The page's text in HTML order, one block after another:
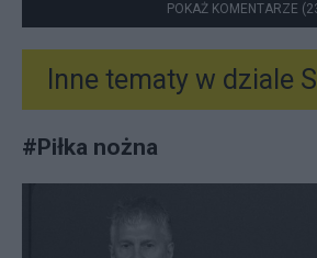
POKAŻ KOMENTARZE
Inne tematy w dziale
#Piłka nożna